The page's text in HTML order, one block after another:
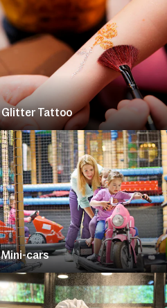
Glitter Tattoo
Mini-cars